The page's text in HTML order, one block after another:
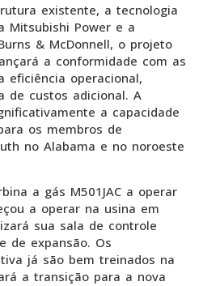
existente, a tecnologia
Mitsubishi Power e a
& McDonnell, o projeto
a conformidade com as
eficiência operacional,
de custos adicional. A
a capacidade
os membros de
no Alabama e no noroeste
a gás M501JAC a operar
a operar na usina em
sua sala de controle
de expansão. Os
já são bem treinados na
a transição para a nova